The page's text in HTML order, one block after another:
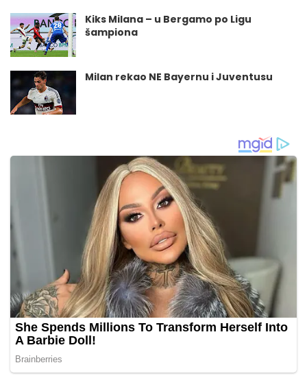
Kiks Milana – u Bergamo po Ligu
šampiona
Milan rekao NE Bayernu i Juventusu